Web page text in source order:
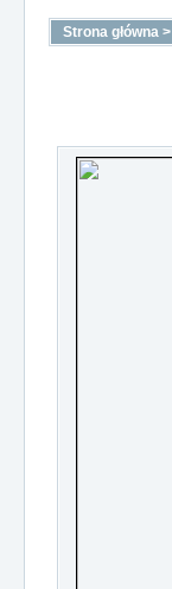
Strona główna >